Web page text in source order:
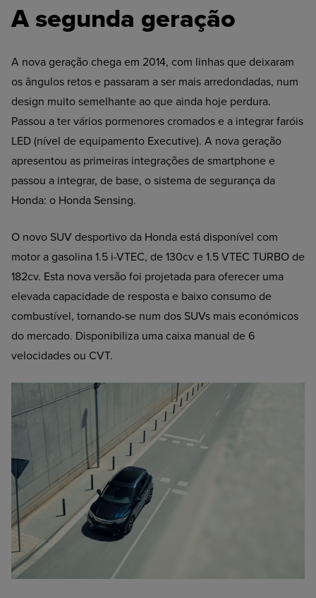
A segunda geração
A nova geração chega em 2014, com linhas que deixaram
os ângulos retos e passaram a ser mais arredondadas, num
design muito semelhante ao que ainda hoje perdura.
Passou a ter vários pormenores cromados e a integrar faróis
LED (nível de equipamento Executive). A nova geração
apresentou as primeiras integrações de smartphone e
passou a integrar, de base, o sistema de segurança da
Honda: o Honda Sensing.
O novo SUV desportivo da Honda está disponível com
motor a gasolina 1.5 i-VTEC, de 130cv e 1.5 VTEC TURBO de
182cv. Esta nova versão foi projetada para oferecer uma
elevada capacidade de resposta e baixo consumo de
combustível, tornando-se num dos SUVs mais económicos
do mercado. Disponibiliza uma caixa manual de 6
velocidades ou CVT.